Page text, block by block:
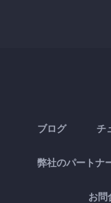
ブログ チ
弊社のパートナ
お問